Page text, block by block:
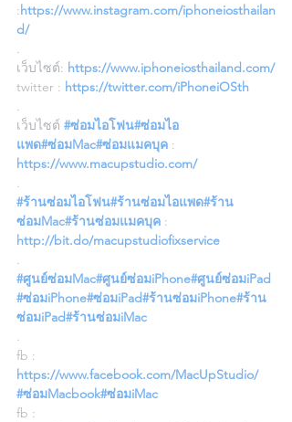
:https://www.instagram.com/iphoneiosthailan
d/
.
เว็บไซต์: https://www.iphoneiosthailand.com/
twitter : https://twitter.com/iPhoneiOSth
.
เว็บไซต์ #ซ่อมไอโฟน#ซ่อมไอ
แพด#ซ่อมMac#ซ่อมแมคบุค :
https://www.macupstudio.com/
.
#ร้านซ่อมไอโฟน#ร้านซ่อมไอแพด#ร้าน
ซ่อมMac#ร้านซ่อมแมคบุค :
http://bit.do/macupstudiofixservice
.
#ศูนย์ซ่อมMac#ศูนย์ซ่อมiPhone#ศูนย์ซ่อมiPad
#ซ่อมiPhone#ซ่อมiPad#ร้านซ่อมiPhone#ร้าน
ซ่อมiPad#ร้านซ่อมiMac
.
fb :
https://www.facebook.com/MacUpStudio/
#ซ่อมMacbook#ซ่อมiMac
fb :